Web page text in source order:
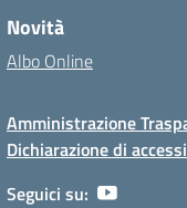
Novità
Albo Online
Amministrazione
Dichiarazione di
Seguici su: